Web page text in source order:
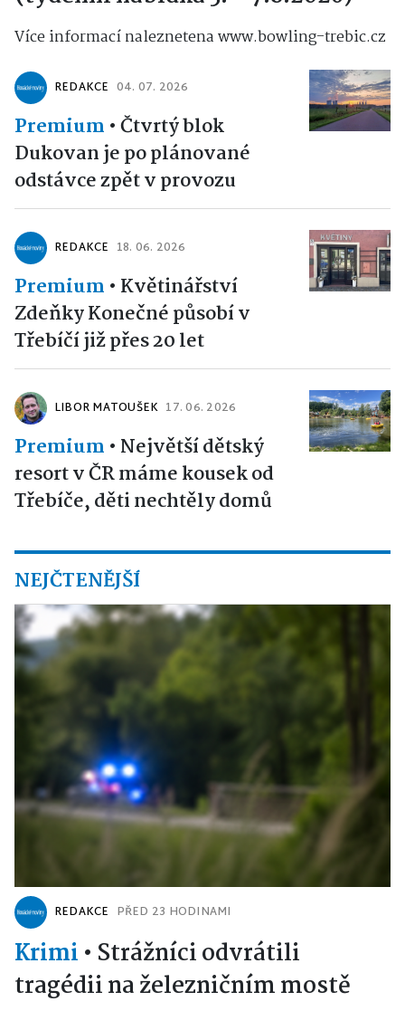
Více informací naleznetena www.bowling-trebic.cz
REDAKCE 04. 07. 2026
Premium •Čtvrtý blok
Dukovan je po plánované
odstávce zpět v provozu
REDAKCE 18. 06. 2026
Premium • Květinářství
Zdeňky Konečné působí v
Třebíčí již přes 20 let
LIBOR MATOUŠEK 17. 06. 2026
Premium • Největší dětský
resort v ČR máme kousek od
Třebíče, děti nechtěly domů
NEJČTENĚJŠÍ
REDAKCE PŘED 23 HODINAMI
Krimi • Strážníci odvrátili
tragédii na železničním mostě